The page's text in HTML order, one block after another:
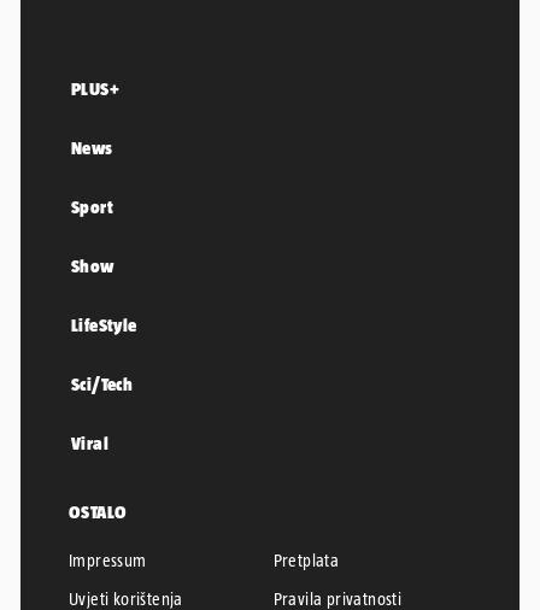
PLUS+
News
Sport
Show
LifeStyle
Sci/Tech
Viral
OSTALO
Impressum
Pretplata
Uvjeti korištenja
Pravila privatnosti